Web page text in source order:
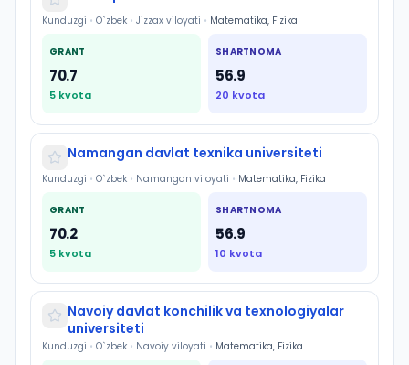
Kunduzgi • O`zbek • Jizzax viloyati • Matematika, Fizika
GRANT
70.7
5 kvota
SHARTNOMA
56.9
20 kvota
Namangan davlat texnika universiteti
Kunduzgi • O`zbek • Namangan viloyati • Matematika, Fizika
GRANT
70.2
5 kvota
SHARTNOMA
56.9
10 kvota
Navoiy davlat konchilik va texnologiyalar
universiteti
Kunduzgi • O`zbek • Navoiy viloyati • Matematika, Fizika